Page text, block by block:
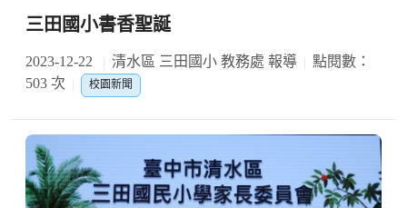
三田國小書香聖誕
2023-12-22 清水區 三田國小 教務處 報導
點閱數：
503 次
校園新聞